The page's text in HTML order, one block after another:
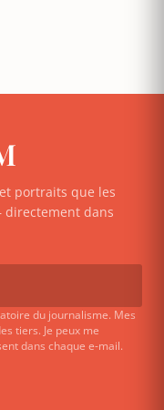
portraits que les
dans
du journalisme. Mes
tiers. Je peux me
dans chaque e-mail.